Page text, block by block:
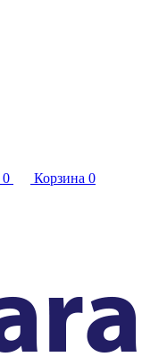
0 Корзина 0